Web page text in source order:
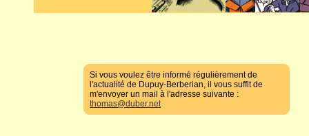
Si vous voulez être informé régulièrement de
l'actualité de Dupuy-Berberian, il vous suffit de
m'envoyer un mail à l'adresse suivante :
thomas@duber.net